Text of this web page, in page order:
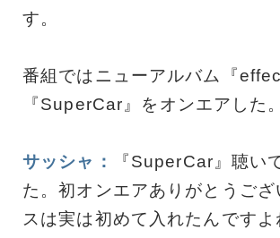
す。
番組ではニューアルバム『
『SuperCar』をオンエアした。
サッシャ：
『SuperCar』聴い
た。初オンエアありがとうござ
スは実は初めて入れたんですよ